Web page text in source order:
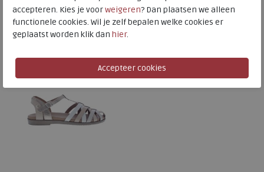
41 41
SALE
alleen online
accepteren. Kies je voorweigeren? Dan plaatsen we alleen
functionele cookies. Wil je zelf bepalen welke cookies er
geplaatst worden klik dan hier.